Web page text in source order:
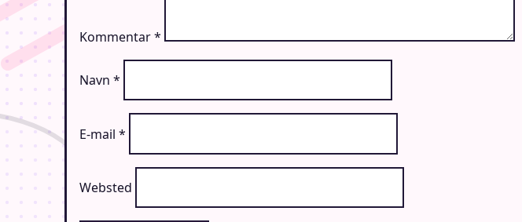
Kommentar*
Navn *
E-mail *
Websted